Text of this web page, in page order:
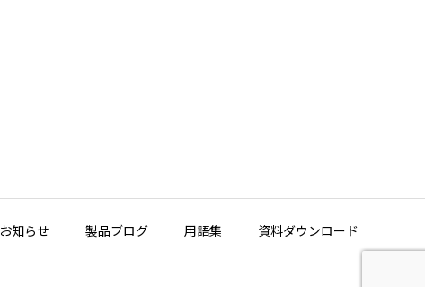
お知らせ 製品ブログ 用語集 資料ダウンロード